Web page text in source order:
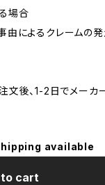
場合
由によるクレームの
文後、1-2日でメーカ
available
cart